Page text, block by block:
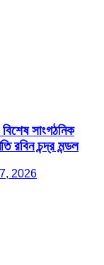
সাংগঠনিক
চন্দ্র মন্ডল
2026